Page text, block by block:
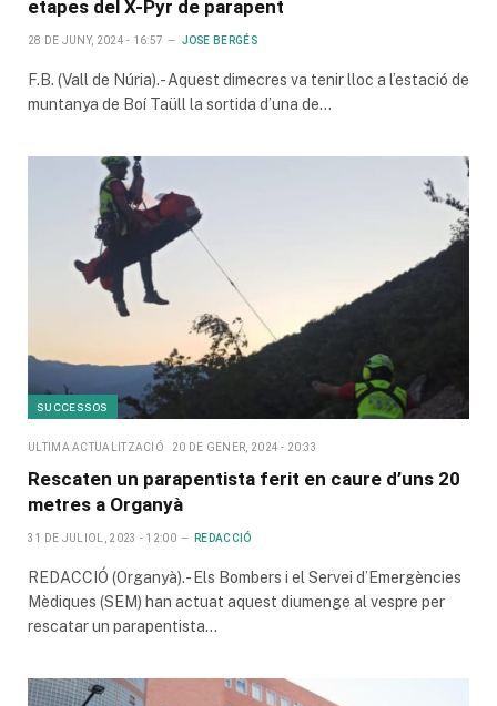
etapes del X-Pyr de parapent
28 DE JUNY, 2024 - 16:57 JOSE BERGÉS
F.B. (Vall de Núria).- Aquest dimecres va tenir lloc a l’estació de
muntanya de Boí Taüll la sortida d’una de…
SUCCESSOS
ULTIMA ACTUALITZACIÓ 20 DE GENER, 2024 - 20:33
Rescaten un parapentista ferit en caure d’uns 20
metres a Organyà
31 DE JULIOL, 2023 - 12:00 REDACCIÓ
REDACCIÓ (Organyà).- Els Bombers i el Servei d’Emergències
Mèdiques (SEM) han actuat aquest diumenge al vespre per
rescatar un parapentista…